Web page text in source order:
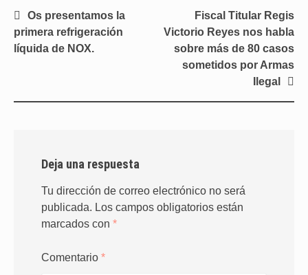
Navegación
de
entradas
Os presentamos la
primera refrigeración
líquida de NOX.
Fiscal Titular Regis
Victorio Reyes nos habla
sobre más de 80 casos
sometidos por Armas
Ilegal
Deja una respuesta
Tu dirección de correo electrónico no será
publicada. Los campos obligatorios están
marcados con *
Comentario *